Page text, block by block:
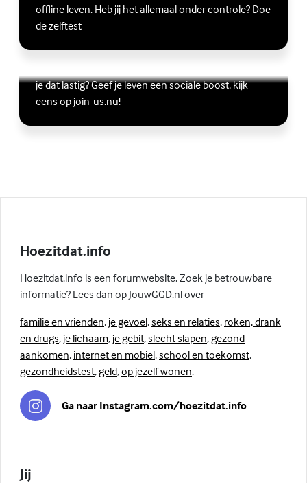
offline leven. Heb jij het allemaal onder controle? Doe
de zelftest
Vriendschap
je dat lastig? Geef je leven een sociale boost, kijk
eens op join-us.nu!
Lees meer over Vriendschap
(Externe link)
Hoezitdat.info
Hoezitdat.info is een forumwebsite. Zoek je betrouwbare
informatie? Lees dan op JouwGGD.nl over
familie en vrienden, je gevoel,seks en relaties, roken, drank
en drugs, je lichaam, je gebit,slecht slapen, gezond
aankomen, internet en mobiel,school en toekomst,
gezondheidstest, geld,op jezelf wonen.
Ga naar Instagram.com/hoezitdat.info
Jij